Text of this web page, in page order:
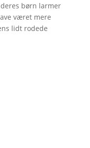
børn larmer
været mere
lidt rodede